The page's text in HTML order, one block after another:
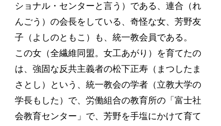
ショナル・センターと言う）である、連合（れ
んごう）の会長をしている、奇怪な女、芳野友
子（よしのともこ）も、統一教会員である。
この女（全繊維同盟。女工あがり）を育てたの
は、強固な反共主義者の松下正寿（まつしたま
さとし）という、統一教会の学者（立教大学の
学長もした）で、労働組合の教育所の「富士社
会教育センター」で、芳野を手塩にかけて育て